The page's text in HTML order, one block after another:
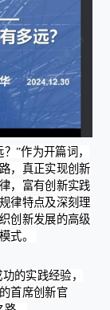
”作为开篇词，
，真正实现创新
，富有创新实践
律特点及深刻理
创新发展的高级
式。
的实践经验，
首席创新官